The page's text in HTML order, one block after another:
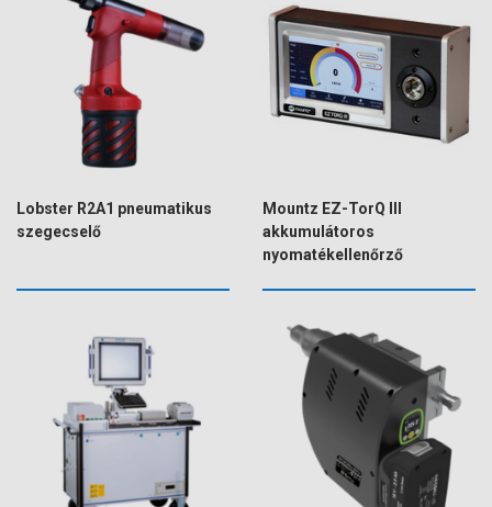
Lobster R2A1 pneumatikus
szegecselő
Mountz EZ-TorQ III
akkumulátoros
nyomatékellenőrző